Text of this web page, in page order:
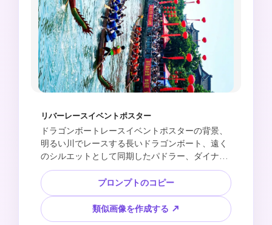
リバーレースイベントポスター
ドラゴンボートレースイベントポスターの背景、
明るい川でレースする長いドラゴンボート、遠く
のシルエットとして同期したパドラー、ダイナミ
ックな水しぶき、川岸のフェスティバルの群衆、
赤いランタンのアクセント、空白のイベント詳細
スペース、映画のようなDuanwuフェスティバル
ポスターデザイン、読みやすいテキストなし、ロ
ゴなし、公式シールなしを作成します。
プロンプトのコピー
類似画像を作成する ↗